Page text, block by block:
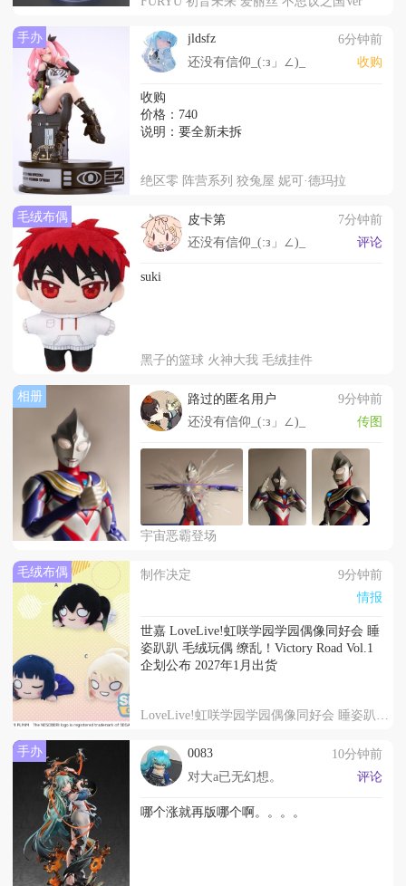
手办 jldsfz
6分钟前
还没有信仰_(:з」∠)_
收购
收购
价格：740
说明：要全新未拆
绝区零 阵营系列 狡兔屋 妮可·德玛拉
毛绒布偶 皮卡第
7分钟前
还没有信仰_(:з」∠)_
评论
suki
黑子的篮球 火神大我 毛绒挂件
相册 路过的匿名用户
9分钟前
还没有信仰_(:з」∠)_
传图
宇宙恶霸登场
毛绒布偶 制作决定
9分钟前
情报
世嘉 LoveLive!虹咲学园学园偶像同好会 睡
姿趴趴 毛绒玩偶 缭乱！Victory Road Vol.1
企划公布 2027年1月出货
手办 0083
10分钟前
对大a已无幻想。
评论
哪个涨就再版哪个啊。。。。